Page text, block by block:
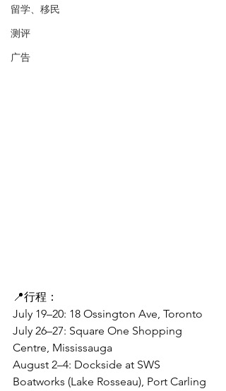
留学、移民
测评
广告
📍行程：
July 19–20: 18 Ossington Ave, Toronto
July 26–27: Square One Shopping
Centre, Mississauga
August 2–4: Dockside at SWS
Boatworks (Lake Rosseau), Port Carling